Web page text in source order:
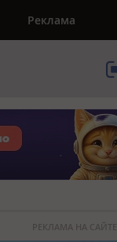
Реклама
РЕКЛАМА НА САЙТЕ